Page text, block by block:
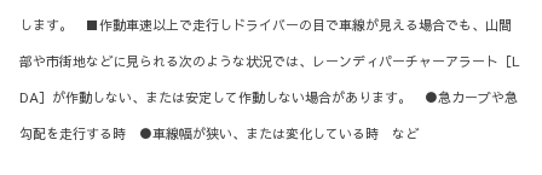
します。 ■作動車速以上で走行しドライバーの目で車線が見える場合でも、山間
部や市街地などに見られる次のような状況では、レーンディパーチャーアラート［L
DA］が作動しない、または安定して作動しない場合があります。 ●急カーブや急
勾配を走行する時 ●車線幅が狭い、または変化している時 など